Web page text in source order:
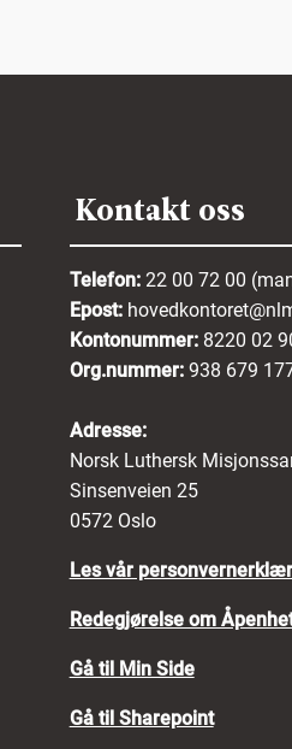
Kontakt oss
Telefon: 22 00 72 00
Epost:
Kontonummer: 8220 02
Org.nummer: 938 679
Adresse:
Norsk Luthersk
Sinsenveien 25
0572 Oslo
Les vår
Redegjørelse om
Gå til Min Side
Gå til Sharepoint